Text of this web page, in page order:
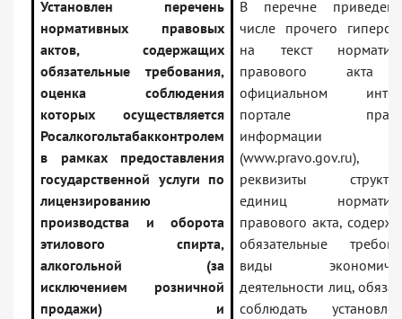
Установлен перечень
нормативных правовых
актов, содержащих
обязательные требования,
оценка соблюдения
которых осуществляется
Росалкогольтабакконтролем
в рамках предоставления
государственной услуги по
лицензированию
производства и оборота
этилового спирта,
алкогольной (за
исключением розничной
продажи) и
В перечне
числе прочего
на текст
правового
официальном
портале
информации
(www.pravo.gov.ru),
реквизиты
единиц
правового акта,
обязательные
виды
деятельности лиц,
соблюдать